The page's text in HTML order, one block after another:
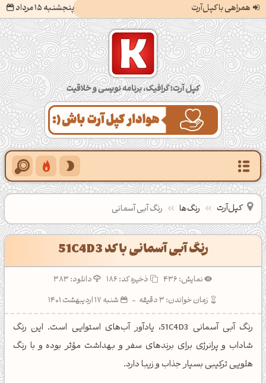
همراهی با کپل‌آرت پنجشنبه 15 مرداد کپل‌آرت؛ گرافیک، برنامه‌نویسی و خلاقیت
کپل‌آرت رنگ‌ها رنگ آبی آسمانی
رنگ آبی آسمانی با کد 51C4D3
نمایش: 436 ذخیره کد:186
دانلود: 383
زمان خواندن: 3 دقیقه
- شنبه 17 اردیبهشت 1401
رنگ آبی آسمانی 51C4D3، یادآور آب‌های استوایی است. این رنگ
شاداب و پرانرژی برای برندهای سفر و بهداشت مؤثر بوده و با رنگ
هلویی ترکیبی بسیار جذاب و زیبا دارد.